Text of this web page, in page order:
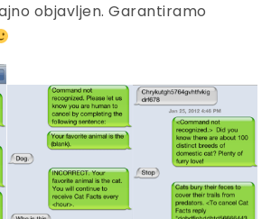
objavljen. Garantiramo